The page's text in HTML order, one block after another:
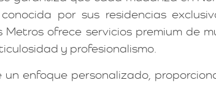
por sus residencias
ofrece servicios premium de
y profesionalismo.
enfoque personalizado,